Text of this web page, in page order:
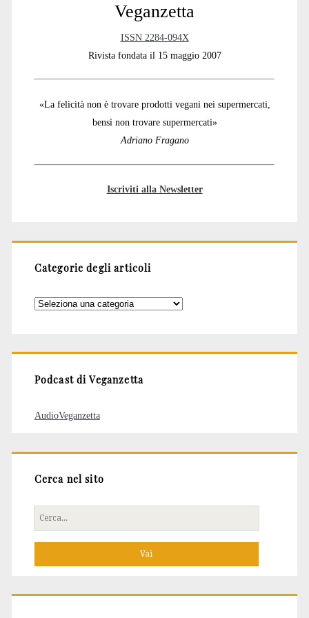
Veganzetta
ISSN 2284-094X
Rivista fondata il 15 maggio 2007
«La felicità non è trovare prodotti vegani nei supermercati,
bensì non trovare supermercati»
Adriano Fragano
Iscriviti alla Newsletter
Categorie degli articoli
Categorie
Podcast di Veganzetta
AudioVeganzetta
Cerca nel sito
Cerca
per: